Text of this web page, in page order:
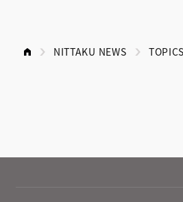
NITTAKU NEWS TOPICS